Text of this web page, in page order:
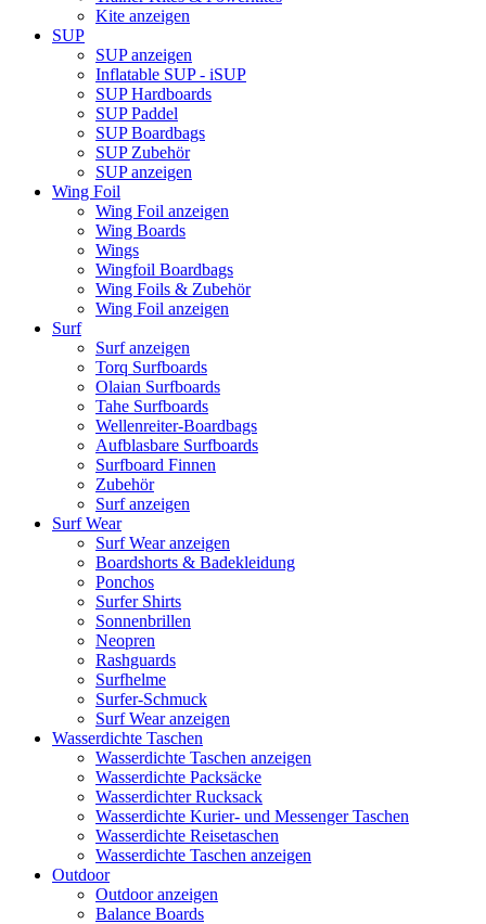
Kite anzeigen
SUP
SUP anzeigen
Inflatable SUP - iSUP
SUP Hardboards
SUP Paddel
SUP Boardbags
SUP Zubehör
SUP anzeigen
Wing Foil
Wing Foil anzeigen
Wing Boards
Wings
Wingfoil Boardbags
Wing Foils & Zubehör
Wing Foil anzeigen
Surf
Surf anzeigen
Torq Surfboards
Olaian Surfboards
Tahe Surfboards
Wellenreiter-Boardbags
Aufblasbare Surfboards
Surfboard Finnen
Zubehör
Surf anzeigen
Surf Wear
Surf Wear anzeigen
Boardshorts & Badekleidung
Ponchos
Surfer Shirts
Sonnenbrillen
Neopren
Rashguards
Surfhelme
Surfer-Schmuck
Surf Wear anzeigen
Wasserdichte Taschen
Wasserdichte Taschen anzeigen
Wasserdichte Packsäcke
Wasserdichter Rucksack
Wasserdichte Kurier- und Messenger Taschen
Wasserdichte Reisetaschen
Wasserdichte Taschen anzeigen
Outdoor
Outdoor anzeigen
Balance Boards